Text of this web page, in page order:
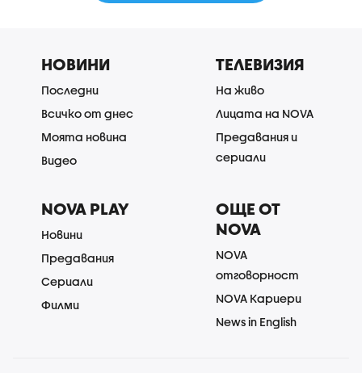
НОВИНИ
Последни
Всичко от днес
Моята новина
Видео
ТЕЛЕВИЗИЯ
На живо
Лицата на NOVA
Предавания и
сериали
NOVA PLAY
Новини
Предавания
Сериали
Филми
ОЩЕ ОТ
NOVA
NOVA
отговорност
NOVA Кариери
News in English